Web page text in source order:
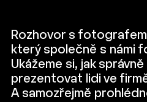
Rozhovor s fotografem
který společně s námi
Ukážeme si, jak
prezentovat lidi ve
A samozřejmě